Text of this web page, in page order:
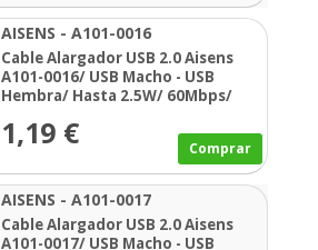
AISENS - A101-0016
Cable Alargador USB 2.0 Aisens
A101-0016/ USB Macho - USB
Hembra/ Hasta 2.5W/ 60Mbps/
1,19 € Comprar
AISENS - A101-0017
Cable Alargador USB 2.0 Aisens
A101-0017/ USB Macho - USB